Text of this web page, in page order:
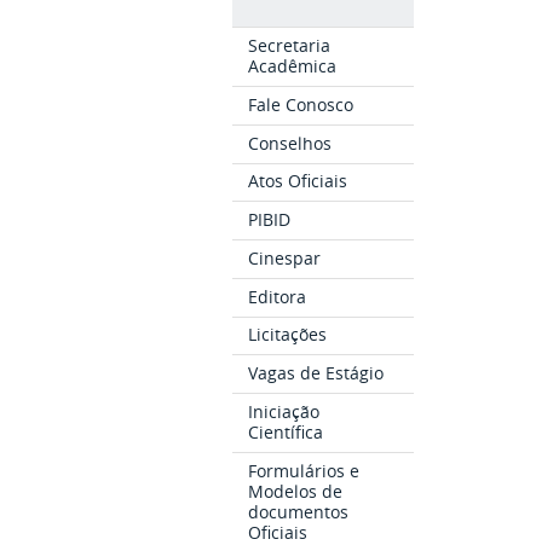
Secretaria
Acadêmica
Fale Conosco
Conselhos
Atos Oficiais
PIBID
Cinespar
Editora
Licitações
Vagas de Estágio
Iniciação
Científica
Formulários e
Modelos de
documentos
Oficiais